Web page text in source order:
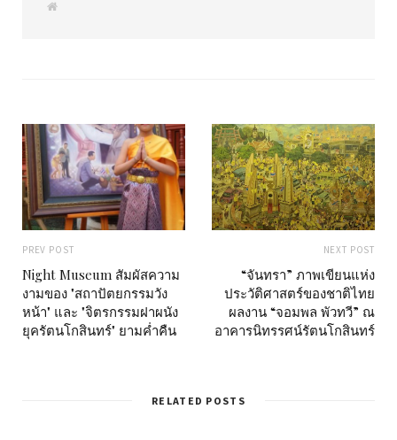
W
PREV POST
Night Museum สัมผัสความ
งามของ "สถาปัตยกรรมวัง
หน้า" และ "จิตรกรรมฝาผนัง
ยุครัตนโกสินทร์" ยามค่ำคืน
NEXT POST
“จันทรา” ภาพเขียนแห่ง
ประวัติศาสตร์ของชาติไทย
ผลงาน “จอมพล พัวทวี” ณ
อาคารนิทรรศน์รัตนโกสินทร์
RELATED POSTS